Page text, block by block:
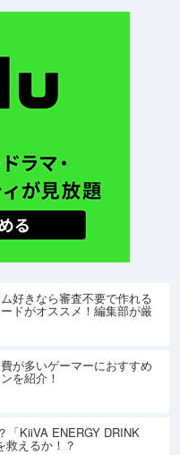
好きなら審査不要で作れる
ドがオススメ！編集部が厳
が多いゲーマーにおすすめ
を紹介！
「KiiVA ENERGY DRINK
救えるか！？